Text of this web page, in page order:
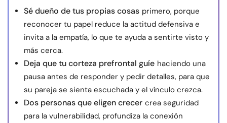
Sé dueño de tus propias cosas primero, porque
reconocer tu papel reduce la actitud defensiva e
invita a la empatía, lo que te ayuda a sentirte visto y
más cerca.
Deja que tu corteza prefrontal guíe haciendo una
pausa antes de responder y pedir detalles, para que
su pareja se sienta escuchada y el vínculo crezca.
Dos personas que eligen crecer crea seguridad
para la vulnerabilidad, profundiza la conexión